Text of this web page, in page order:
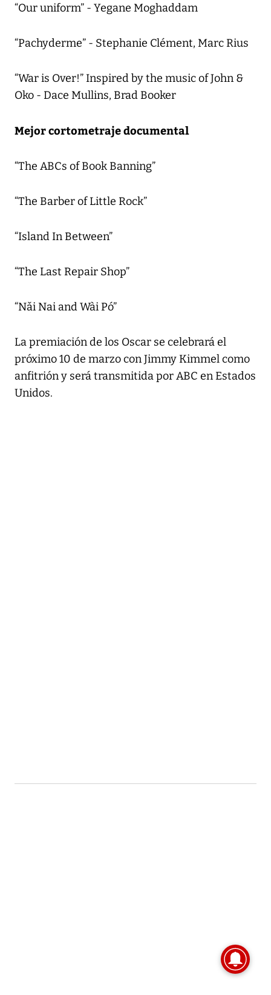
“Our uniform” - Yegane Moghaddam
“Pachyderme” - Stephanie Clément, Marc Rius
“War is Over!” Inspired by the music of John &
Oko - Dace Mullins, Brad Booker
Mejor cortometraje documental
“The ABCs of Book Banning”
“The Barber of Little Rock”
“Island In Between”
“The Last Repair Shop”
“Nǎi Nai and Wài Pó”
La premiación de los Oscar se celebrará el
próximo 10 de marzo con Jimmy Kimmel como
anfitrión y será transmitida por ABC en Estados
Unidos.